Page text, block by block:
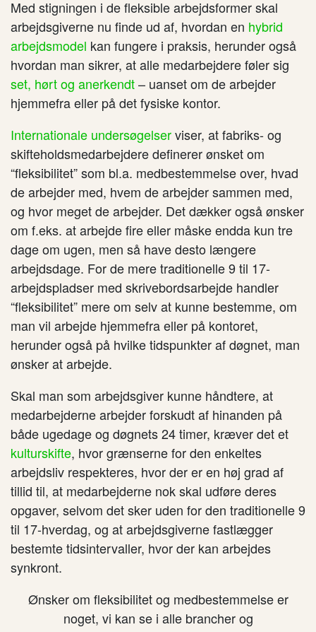
Med stigningen i de fleksible arbejdsformer skal
arbejdsgiverne nu finde ud af, hvordan en hybrid
arbejdsmodel kan fungere i praksis, herunder også
hvordan man sikrer, at alle medarbejdere føler sig
set, hørt og anerkendt– uanset om de arbejder
hjemmefra eller på det fysiske kontor.
Internationale undersøgelserviser, at fabriks- og
skifteholdsmedarbejdere definerer ønsket om
“fleksibilitet” som bl.a. medbestemmelse over, hvad
de arbejder med, hvem de arbejder sammen med,
og hvor meget de arbejder. Det dækker også ønsker
om f.eks. at arbejde fire eller måske endda kun tre
dage om ugen, men så have desto længere
arbejdsdage. For de mere traditionelle 9 til 17-
arbejdspladser med skrivebordsarbejde handler
“fleksibilitet” mere om selv at kunne bestemme, om
man vil arbejde hjemmefra eller på kontoret,
herunder også på hvilke tidspunkter af døgnet, man
ønsker at arbejde.
Skal man som arbejdsgiver kunne håndtere, at
medarbejderne arbejder forskudt af hinanden på
både ugedage og døgnets 24 timer, kræver det et
kulturskifte, hvor grænserne for den enkeltes
arbejdsliv respekteres, hvor der er en høj grad af
tillid til, at medarbejderne nok skal udføre deres
opgaver, selvom det sker uden for den traditionelle 9
til 17-hverdag, og at arbejdsgiverne fastlægger
bestemte tidsintervaller, hvor der kan arbejdes
synkront.
Ønsker om fleksibilitet og medbestemmelse er
noget, vi kan se i alle brancher og